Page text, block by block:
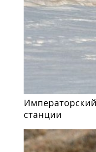
станции